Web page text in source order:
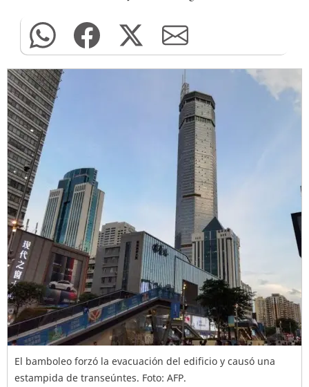
El bamboleo forzó la evacuación del edificio y causó una
estampida de transeúntes. Foto: AFP.